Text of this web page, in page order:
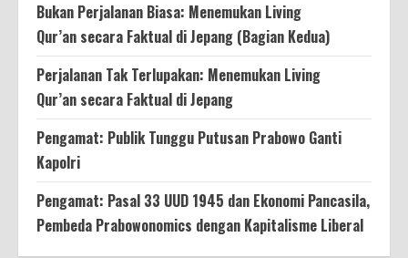
Bukan Perjalanan Biasa: Menemukan Living
Qur’an secara Faktual di Jepang (Bagian Kedua)
Perjalanan Tak Terlupakan: Menemukan Living
Qur’an secara Faktual di Jepang
Pengamat: Publik Tunggu Putusan Prabowo Ganti
Kapolri
Pengamat: Pasal 33 UUD 1945 dan Ekonomi Pancasila,
Pembeda Prabowonomics dengan Kapitalisme Liberal